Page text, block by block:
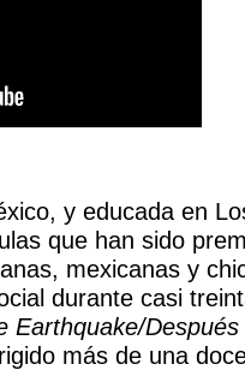
y educada en
que han sido
mexicanas y
durante casi
Earthquake/
más de una